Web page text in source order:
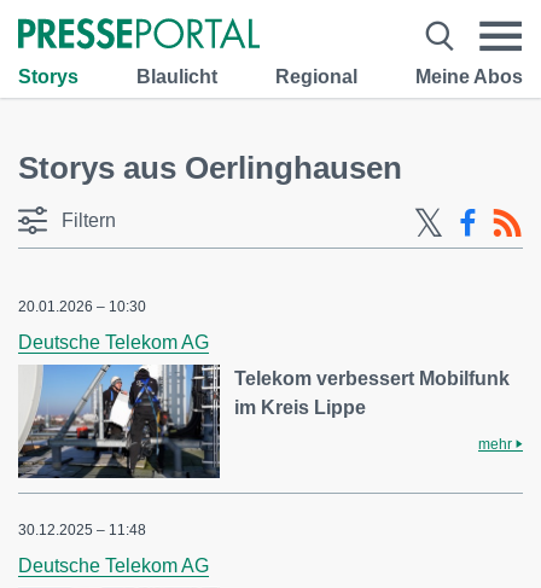
Storys Blaulicht Regional Meine Abos
Storys aus Oerlinghausen
Filtern
20.01.2026 – 10:30
Deutsche Telekom AG
Telekom verbessert Mobilfunk
im Kreis Lippe
mehr
30.12.2025 – 11:48
Deutsche Telekom AG